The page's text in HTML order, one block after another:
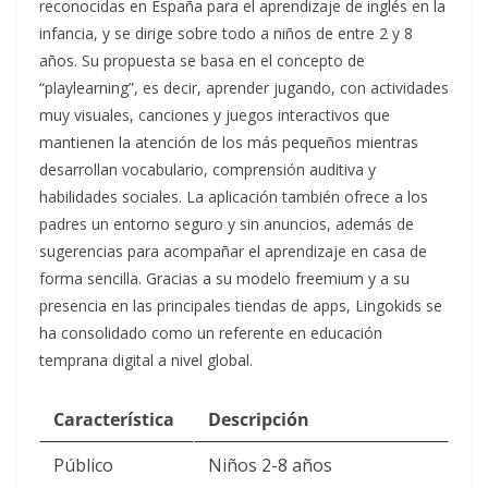
reconocidas en España para el aprendizaje de inglés en la
infancia, y se dirige sobre todo a niños de entre 2 y 8
años. Su propuesta se basa en el concepto de
“playlearning”, es decir, aprender jugando, con actividades
muy visuales, canciones y juegos interactivos que
mantienen la atención de los más pequeños mientras
desarrollan vocabulario, comprensión auditiva y
habilidades sociales. La aplicación también ofrece a los
padres un entorno seguro y sin anuncios, además de
sugerencias para acompañar el aprendizaje en casa de
forma sencilla. Gracias a su modelo freemium y a su
presencia en las principales tiendas de apps, Lingokids se
ha consolidado como un referente en educación
temprana digital a nivel global.​
Característica
Descripción
Público
Niños 2-8 años